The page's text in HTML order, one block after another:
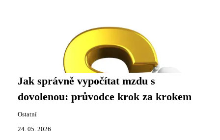
Jak správně vypočítat mzdu s
dovolenou: průvodce krok za krokem
Ostatní
24. 05. 2026